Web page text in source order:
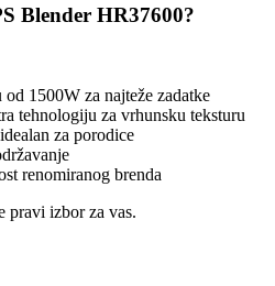
Blender HR37600?
1500W za najteže zadatke
tehnologiju za vrhunsku teksturu
za porodice
renomiranog brenda
pravi izbor za vas.